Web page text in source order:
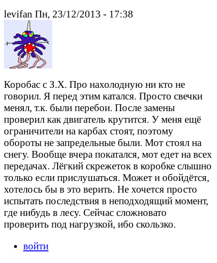
levifan Пн, 23/12/2013 - 17:38
Коробас с З.Х. Про нахолодную ни кто не
говорил. Я перед этим катался. Просто свечки
менял, т.к. были перебои. После замены
проверил как двигатель крутится. У меня ещё
ограничители на карбах стоят, поэтому
обороты не запредельные были. Мот стоял на
снегу. Вообще вчера покатался, мот едет на всех
передачах. Лёгкий скрежеток в коробке слышно
только если прислушаться. Может и обойдётся,
хотелось бы в это верить. Не хочется просто
испытать последствия в неподходящий момент,
где нибудь в лесу. Сейчас сложновато
проверить под нагрузкой, ибо скользко.
войти